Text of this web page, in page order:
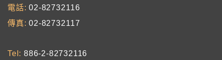
電話
02-82732116
傳真
02-82732117
Tel
886-2-82732116